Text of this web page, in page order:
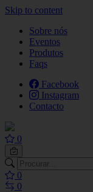
Skip to content
Sobre nós
Eventos
Produtos
Faqs
Facebook
Instagram
Contacto
0
0
0